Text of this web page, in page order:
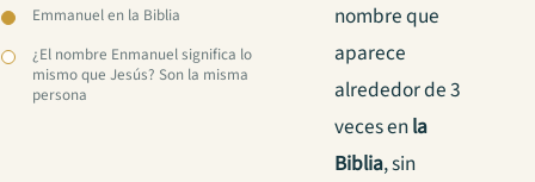
Emmanuel en la Biblia
¿El nombre Enmanuel significa lo
mismo que Jesús? Son la misma
persona
nombre que
aparece
alrededor de 3
veces enla
Biblia, sin